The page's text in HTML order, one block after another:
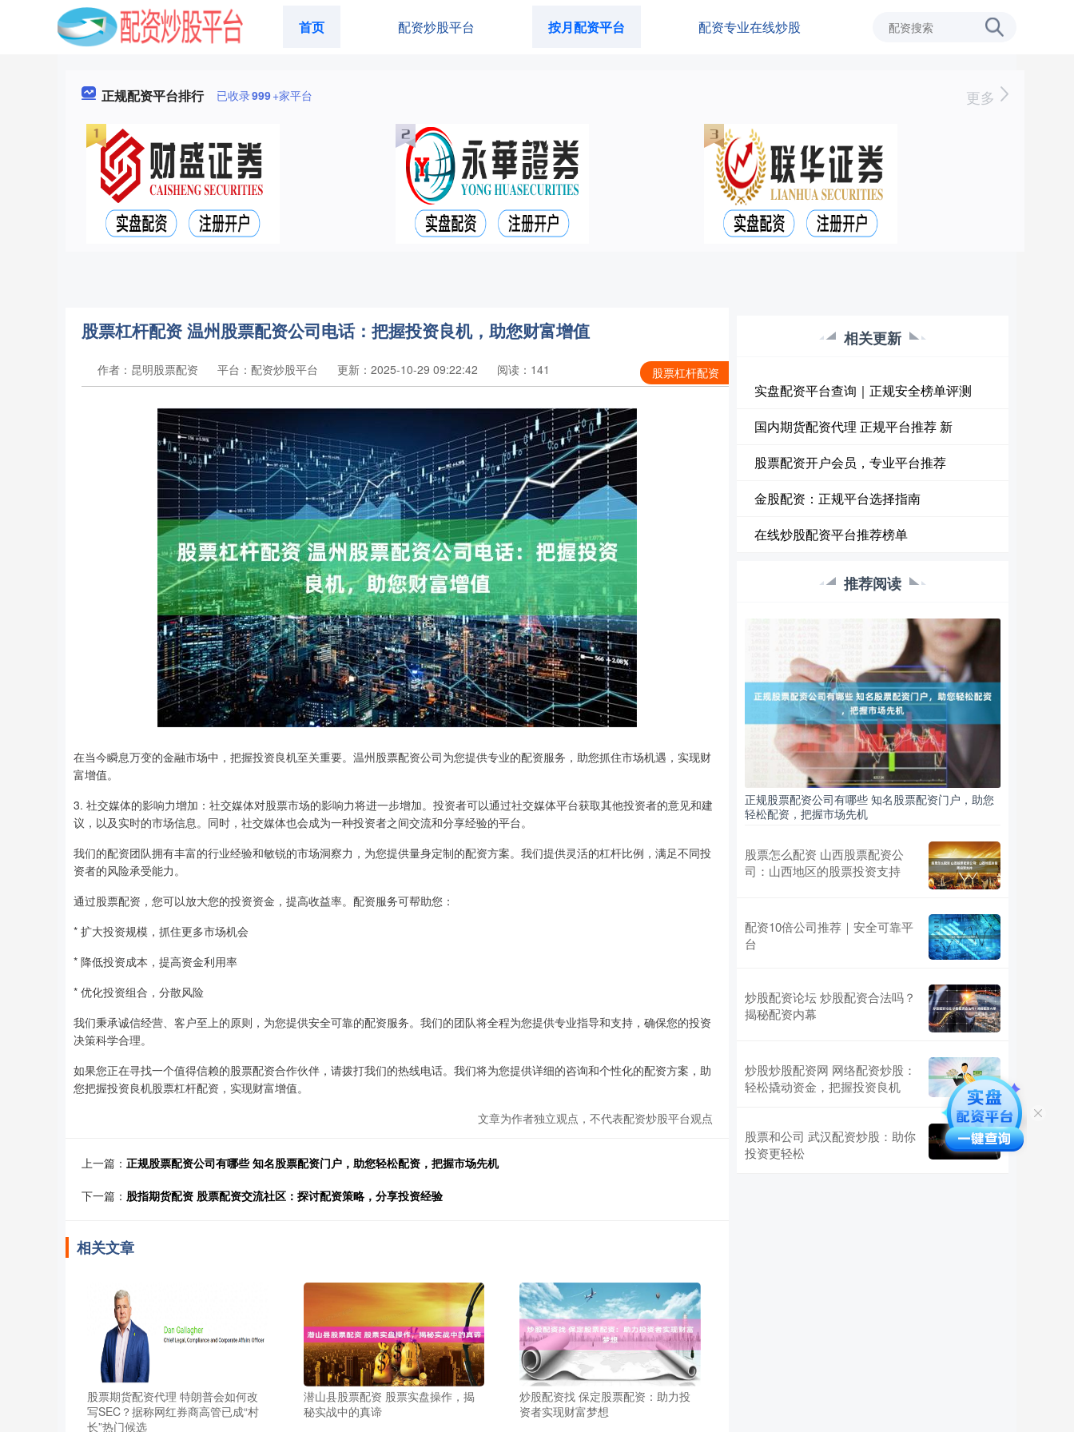
首页 配资炒股平台 按月配资平台 配资专业在线炒股
正规配资平台排行 已收录999+家平台 更多
股票杠杆配资 温州股票配资公司电话：把握投资良机，助您财富增值
股票杠杆配资
作者：昆明股票配资 平台：配资炒股平台 更新：2025-10-29 09:22:42 阅读：141
在当今瞬息万变的金融市场中，把握投资良机至关重要。温州股票配资公司为您提供专业的配资服务，助您抓住市场机遇，实现财
富增值。
3. 社交媒体的影响力增加：社交媒体对股票市场的影响力将进一步增加。投资者可以通过社交媒体平台获取其他投资者的意见和建
议，以及实时的市场信息。同时，社交媒体也会成为一种投资者之间交流和分享经验的平台。
我们的配资团队拥有丰富的行业经验和敏锐的市场洞察力，为您提供量身定制的配资方案。我们提供灵活的杠杆比例，满足不同投
资者的风险承受能力。
通过股票配资，您可以放大您的投资资金，提高收益率。配资服务可帮助您：
* 扩大投资规模，抓住更多市场机会
* 降低投资成本，提高资金利用率
* 优化投资组合，分散风险
我们秉承诚信经营、客户至上的原则，为您提供安全可靠的配资服务。我们的团队将全程为您提供专业指导和支持，确保您的投资
决策科学合理。
如果您正在寻找一个值得信赖的股票配资合作伙伴，请拨打我们的热线电话。我们将为您提供详细的咨询和个性化的配资方案，助
您把握投资良机股票杠杆配资，实现财富增值。
文章为作者独立观点，不代表配资炒股平台观点
上一篇： 正规股票配资公司有哪些 知名股票配资门户，助您轻松配资，把握市场先机
下一篇： 股指期货配资 股票配资交流社区：探讨配资策略，分享投资经验
相关文章
股票期货配资代理 特朗普会如何改
写SEC？据称网红券商高管已成“村
长”热门候选
潜山县股票配资 股票实盘操作，揭
秘实战中的真谛
炒股配资找 保定股票配资：助力投
资者实现财富梦想
相关更新
实盘配资平台查询｜正规安全榜单评测
国内期货配资代理 正规平台推荐 新
股票配资开户会员，专业平台推荐
金股配资：正规平台选择指南
在线炒股配资平台推荐榜单
推荐阅读
正规股票配资公司有哪些 知名股票配资门户，助您
轻松配资，把握市场先机
股票怎么配资 山西股票配资公
司：山西地区的股票投资支持
配资10倍公司推荐｜安全可靠平
台
炒股配资论坛 炒股配资合法吗？
揭秘配资内幕
炒股炒股配资网 网络配资炒股：
轻松撬动资金，把握投资良机
股票和公司 武汉配资炒股：助你
投资更轻松